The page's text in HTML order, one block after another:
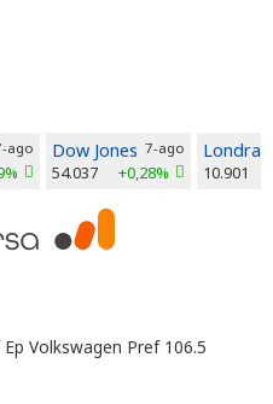
ago Dow Jones 7-ago
54.037 +0,28%
Londra
10.901
Volkswagen Pref 106.5